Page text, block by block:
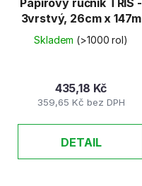
3vrstvý, 26cm x 147m
Skladem (>1000 rol)
359,65 Kč bez DPH
435,18 Kč
DETAIL